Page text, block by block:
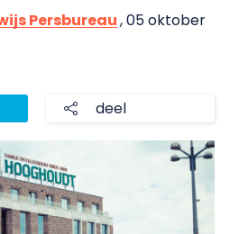
Persbureau, 05 oktober
deel